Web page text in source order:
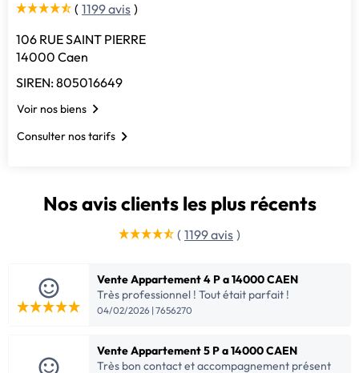
( 1199 avis )
106 RUE SAINT PIERRE
14000 Caen
SIREN: 805016649
Voir nos biens
Consulter nos tarifs
Nos avis clients les plus récents
( 1199 avis )
Vente Appartement 4 P a 14000 CAEN
Très professionnel ! Tout était parfait !
04/02/2026 | 7656270
Vente Appartement 5 P a 14000 CAEN
Très bon contact et accompagnement présent